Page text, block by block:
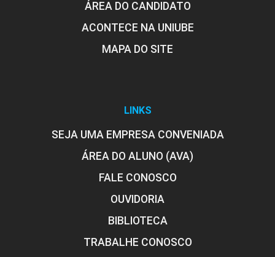
ÁREA DO CANDIDATO
ACONTECE NA UNIUBE
MAPA DO SITE
LINKS
SEJA UMA EMPRESA CONVENIADA
ÁREA DO ALUNO (AVA)
FALE CONOSCO
OUVIDORIA
BIBLIOTECA
TRABALHE CONOSCO